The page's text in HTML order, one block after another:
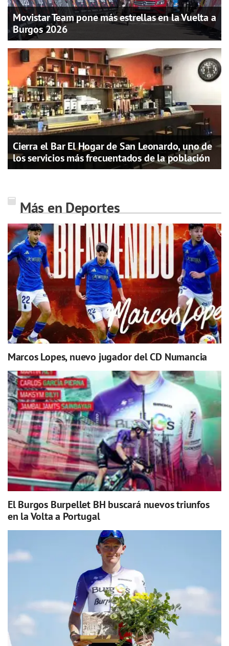
Movistar Team pone más estrellas en la Vuelta a
Burgos 2026
Cierra el Bar El Hogar de San Leonardo, uno de
los servicios más frecuentados de la población
Más en Deportes
Marcos Lopes, nuevo jugador del CD Numancia
El Burgos Burpellet BH buscará nuevos triunfos
en la Volta a Portugal